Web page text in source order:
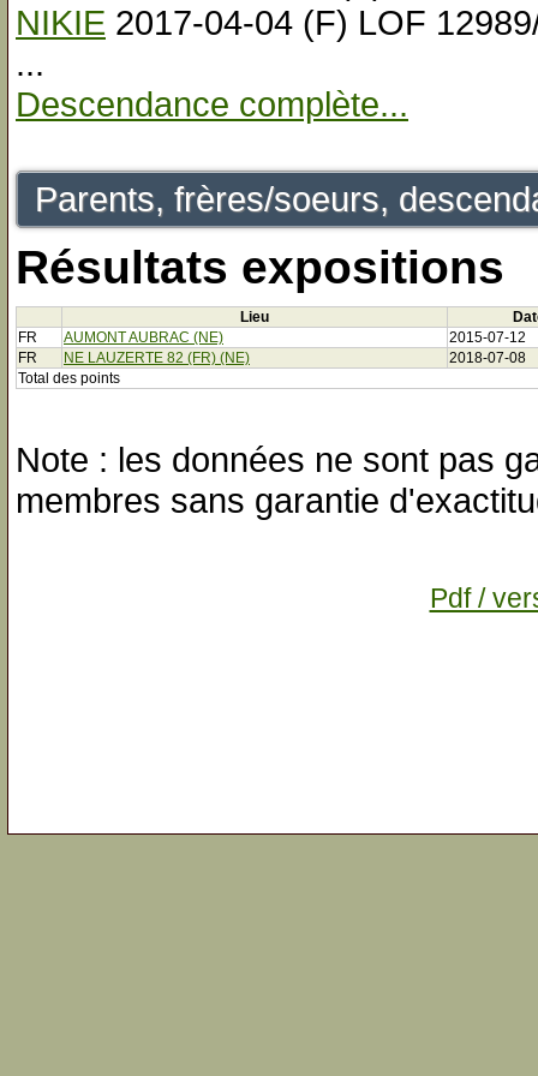
NIKIE 2017-04-04 (F) LOF
...
Descendance complète...
Parents, frères/soeurs,
Résultats expositions
Lieu
FR
AUMONT AUBRAC (NE)
2015-07-12
FR
NE LAUZERTE 82 (FR) (NE)
2018-07-08
Total des points
Note : les données ne sont pas
membres sans garantie
Pdf /